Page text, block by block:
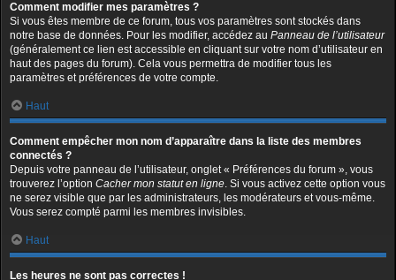
Comment modifier mes paramètres ?
Si vous êtes membre de ce forum, tous vos paramètres sont stockés dans
notre base de données. Pour les modifier, accédez au Panneau de l’utilisateur
(généralement ce lien est accessible en cliquant sur votre nom d’utilisateur en
haut des pages du forum). Cela vous permettra de modifier tous les
paramètres et préférences de votre compte.
Haut
Comment empêcher mon nom d’apparaître dans la liste des membres
connectés ?
Depuis votre panneau de l’utilisateur, onglet « Préférences du forum », vous
trouverez l’option Cacher mon statut en ligne. Si vous activez cette option vous
ne serez visible que par les administrateurs, les modérateurs et vous-même.
Vous serez compté parmi les membres invisibles.
Haut
Les heures ne sont pas correctes !